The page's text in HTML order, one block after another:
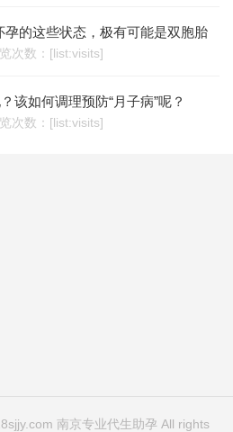
的这些状态，极有可能是双胞胎
次数：[list:visits]
该如何调理预防“月子病”呢？
次数：[list:visits]
南京专业代生助孕 All rights